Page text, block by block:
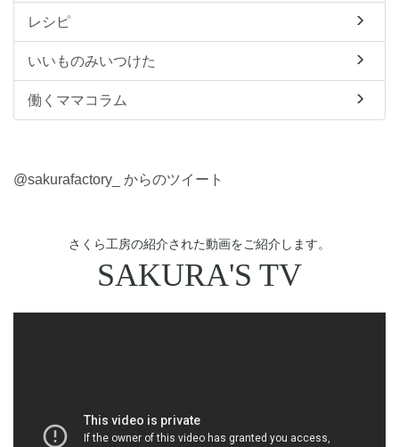
レシピ
いいものみいつけた
働くママコラム
@sakurafactory_ からのツイート
さくら工房の紹介された動画をご紹介します。
SAKURA'S TV